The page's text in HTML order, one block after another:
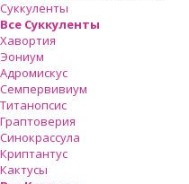
Суккуленты
Все Суккуленты
Хавортия
Эониум
Адромискус
Семпервивиум
Титанопсис
Граптоверия
Синокрассула
Криптантус
Кактусы